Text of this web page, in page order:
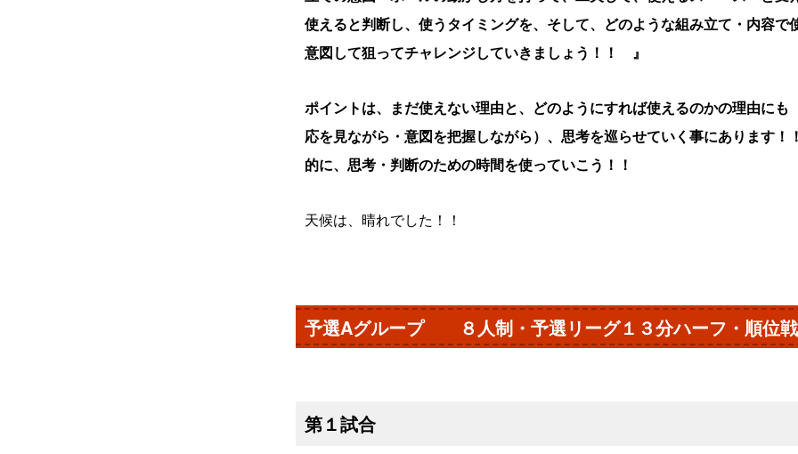
使えると判断し、使うタイミングを、そして、どのような組み立て・内容で
意図して狙ってチャレンジしていきましょう！！ 』
ポイントは、まだ使えない理由と、どのようにすれば使えるのかの理由にも
応を見ながら・意図を把握しながら）、思考を巡らせていく事にあります
的に、思考・判断のための時間を使っていこう！！
天候は、晴れでした！！
予選Aグループ ８人制・予選リーグ１３分ハーフ・順位
第１試合